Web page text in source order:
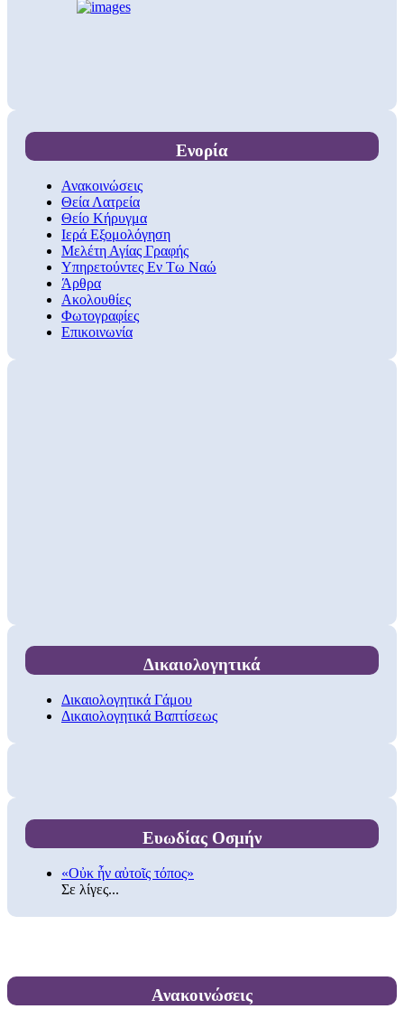
Ενορία
Ανακοινώσεις
Θεία Λατρεία
Θείο Κήρυγμα
Ιερά Εξομολόγηση
Μελέτη Αγίας Γραφής
Υπηρετούντες Εν Τω Ναώ
Άρθρα
Ακολουθίες
Φωτογραφίες
Επικοινωνία
Δικαιολογητικά
Δικαιολογητικά Γάμου
Δικαιολογητικά Βαπτίσεως
Ευωδίας Οσμήν
«Οὐκ ἦν αὐτοῖς τόπος»
Σε λίγες...
Ανακοινώσεις